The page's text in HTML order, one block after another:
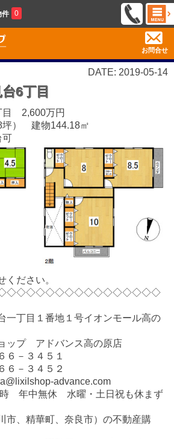
件 0
お問合せ
DATE: 2019-05-14
6丁目
目 2,600万円
坪） 建物144.18㎡
ください。
一丁目１番地１号イオンモール高の
ップ アドバンス高の原店
６－３４５１
６－３４５２
advance.com
年中無休 水曜・土日祝も休まず
市、精華町、奈良市）の不動産購